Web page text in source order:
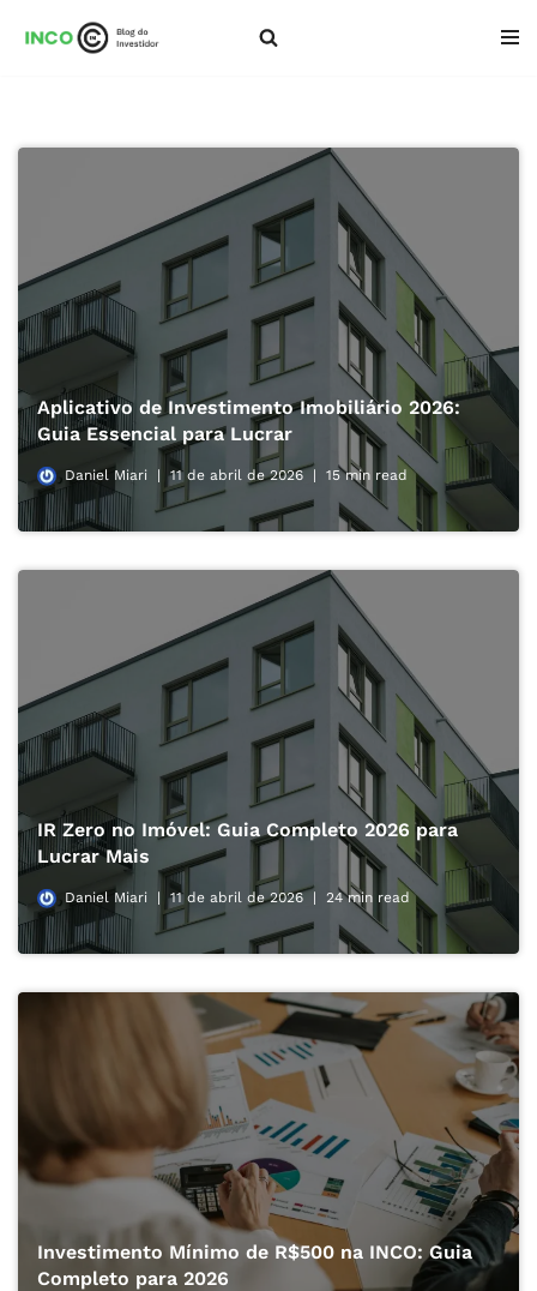
conteúdo
Aplicativo de Investimento Imobiliário 2026:
Guia Essencial para Lucrar
Daniel Miari 11 de abril de 2026 15 min read
IR Zero no Imóvel: Guia Completo 2026 para
Lucrar Mais
Daniel Miari 11 de abril de 2026 24 min read
Investimento Mínimo de R$500 na INCO: Guia
Completo para 2026